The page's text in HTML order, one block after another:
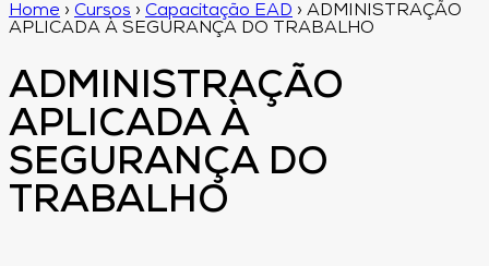
Home › Cursos › Capacitação EAD › ADMINISTRAÇÃO
APLICADA À SEGURANÇA DO TRABALHO
ADMINISTRAÇÃO
APLICADA À
SEGURANÇA DO
TRABALHO